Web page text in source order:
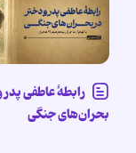
رابطۀ عاطفی پدر
بحران‌های جنگی